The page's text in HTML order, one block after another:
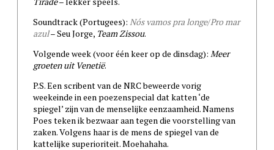
Soundtrack (Portugees): Nós vamos pra longe/Pro mar
azul– Seu Jorge, Team Zissou.
Volgende week (voor één keer op de dinsdag): Meer
groeten uit Venetië.
P.S. Een scribent van de NRC beweerde vorig
weekeinde in een poezenspecial dat katten ‘de
spiegel’ zijn van de menselijke eenzaamheid. Namens
Poes teken ik bezwaar aan tegen die voorstelling van
zaken. Volgens haar is de mens de spiegel van de
kattelijke superioriteit. Moehahaha.